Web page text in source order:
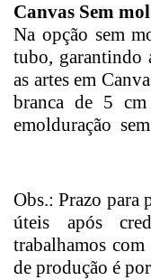
Canvas Sem
Na opção sem
tubo, garantindo
as artes em
branca de 5
emolduração
Obs.: Prazo para
úteis após
trabalhamos
de produção é